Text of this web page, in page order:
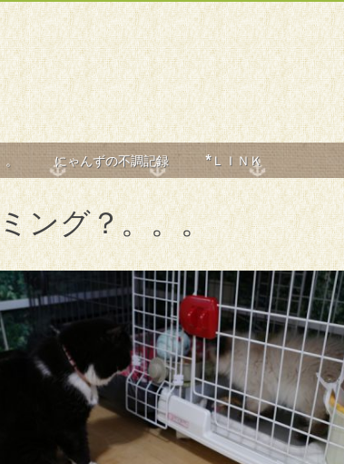
にゃんずの不調記録 *ＬＩＮＫ
ング？。。。